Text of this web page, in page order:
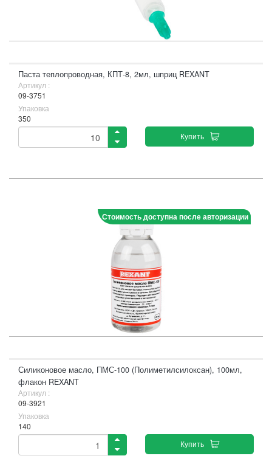
Паста теплопроводная, КПТ-8, 2мл, шприц REXANT
Артикул :
09-3751
Упаковка
350
Купить
Стоимость доступна после авторизации
Силиконовое масло, ПМС-100 (Полиметилсилоксан), 100мл,
флакон REXANT
Артикул :
09-3921
Упаковка
140
Купить